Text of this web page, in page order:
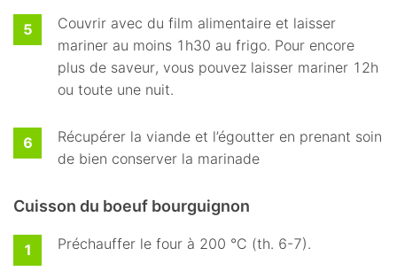
Couvrir avec du film alimentaire et laisser
mariner au moins 1h30 au frigo. Pour encore
plus de saveur, vous pouvez laisser mariner 12h
ou toute une nuit.
Récupérer la viande et l’égoutter en prenant soin
de bien conserver la marinade
Cuisson du boeuf bourguignon
Préchauffer le four à 200 °C (th. 6-7).